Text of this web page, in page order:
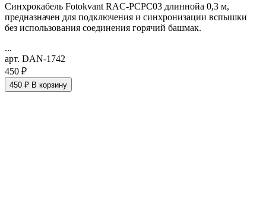
Cинхрокабель Fotokvant RAC-PCPC03 длиннойа 0,3 м,
предназначен для подключения и синхронизации вспышки
без использования соединения горячий башмак.
...
арт. DAN-1742
450 ₽
450 ₽ В корзину